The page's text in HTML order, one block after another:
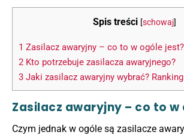
Spis treści [schowaj]
1 Zasilacz awaryjny – co to w ogóle jest?
2 Kto potrzebuje zasilacza awaryjnego?
3 Jaki zasilacz awaryjny wybrać? Ranking
Zasilacz awaryjny – co to w
Czym jednak w ogóle są zasilacze